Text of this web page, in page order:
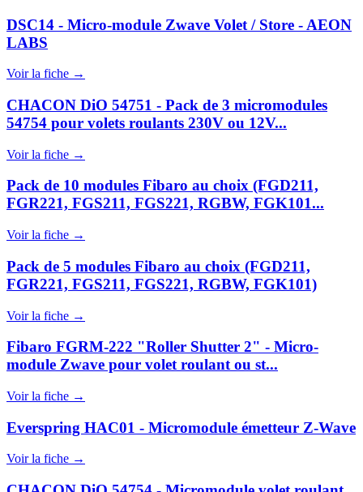
DSC14 - Micro-module Zwave Volet / Store - AEON
LABS
Voir la fiche →
CHACON DiO 54751 - Pack de 3 micromodules
54754 pour volets roulants 230V ou 12V...
Voir la fiche →
Pack de 10 modules Fibaro au choix (FGD211,
FGR221, FGS211, FGS221, RGBW, FGK101...
Voir la fiche →
Pack de 5 modules Fibaro au choix (FGD211,
FGR221, FGS211, FGS221, RGBW, FGK101)
Voir la fiche →
Fibaro FGRM-222 "Roller Shutter 2" - Micro-
module Zwave pour volet roulant ou st...
Voir la fiche →
Everspring HAC01 - Micromodule émetteur Z-Wave
Voir la fiche →